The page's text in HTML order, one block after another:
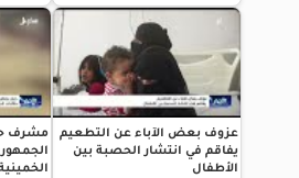
عزوف بعض الآباء عن التطعيم
يفاقم في انتشار الحصبة بين
الأطفال
مشرف